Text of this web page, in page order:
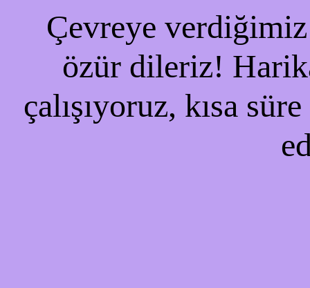
Çevreye verdiğimiz
özür dileriz!
çalışıyoruz, kısa